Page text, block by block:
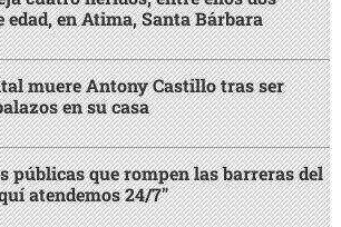
edad, en Atima, Santa Bárbara
muere Antony Castillo tras ser
en su casa
públicas que rompen las barreras del
atendemos 24/7"